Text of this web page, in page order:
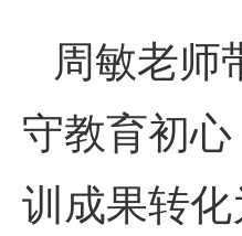
周敏老师
守教育初心
训成果转